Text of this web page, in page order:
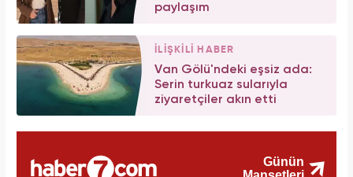
paylaşım
İLİŞKİLİ HABER
Van Gölü'ndeki eşsiz ada:
Serin turkuaz sularıyla
ziyaretçiler akın etti